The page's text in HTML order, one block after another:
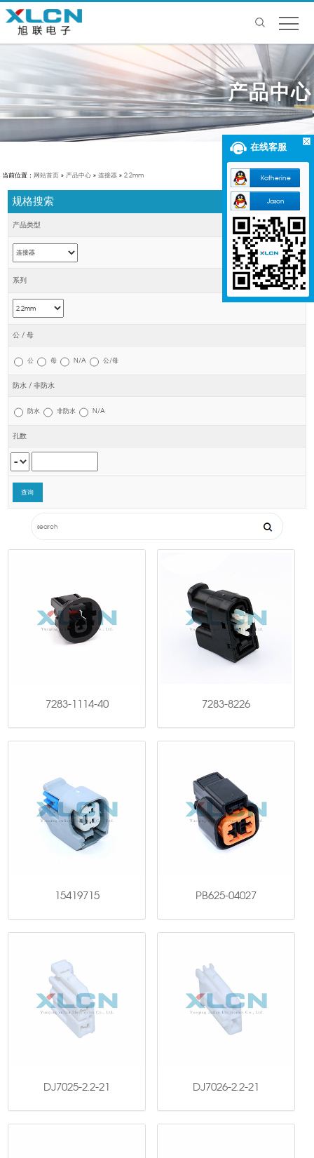
产品中心
当前位置： 网站首页» 产品中心» 连接器» 2.2mm
规格搜索
产品类型
系列
公 / 母
公 母 N/A 公/母
防水 / 非防水
防水 非防水 N/A
孔数
7283-1114-40 7283-8226
15419715 PB625-04027
DJ7025-2.2-21 DJ7026-2.2-21
在线客服
Katherine
Jason